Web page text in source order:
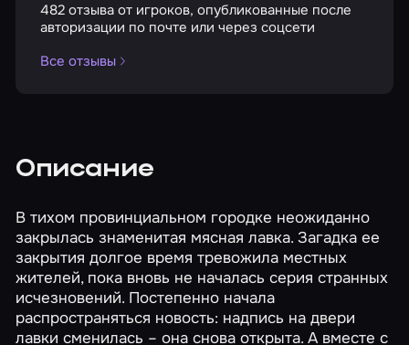
482 отзыва от игроков, опубликованные после
авторизации по почте или через соцсети
Все отзывы
Описание
В тихом провинциальном городке неожиданно
закрылась знаменитая мясная лавка. Загадка ее
закрытия долгое время тревожила местных
жителей, пока вновь не началась серия странных
исчезновений. Постепенно начала
распространяться новость: надпись на двери
лавки сменилась – она снова открыта. А вместе с